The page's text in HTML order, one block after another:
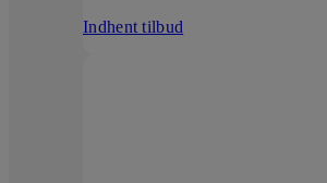
Indhent tilbud